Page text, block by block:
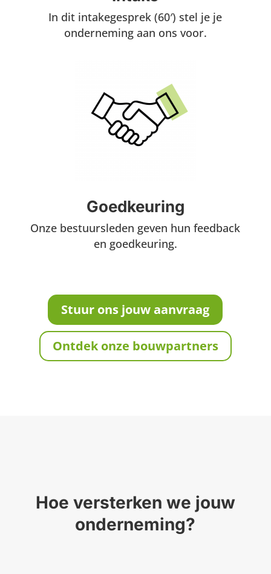
In dit intakegesprek (60′) stel je je
onderneming aan ons voor.
Goedkeuring
Onze bestuursleden geven hun feedback
en goedkeuring.
Stuur ons jouw aanvraag
Ontdek onze bouwpartners
Hoe versterken we jouw
onderneming?